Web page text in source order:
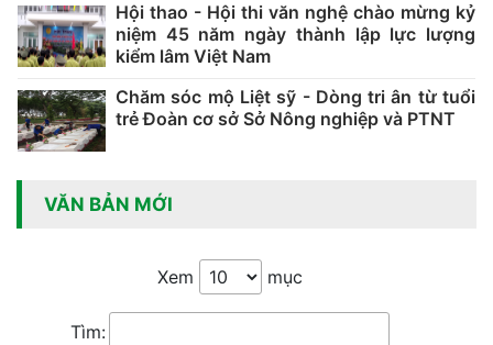
Hội thao - Hội thi văn nghệ chào mừng kỷ
niệm 45 năm ngày thành lập lực lượng
kiểm lâm Việt Nam
Chăm sóc mộ Liệt sỹ - Dòng tri ân từ tuổi
trẻ Đoàn cơ sở Sở Nông nghiệp và PTNT
VĂN BẢN MỚI
Xem mục
Tìm: